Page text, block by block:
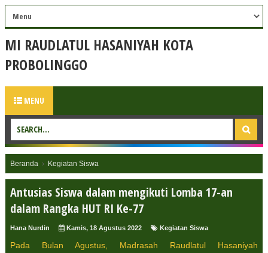
MI RAUDLATUL HASANIYAH KOTA
PROBOLINGGO
MENU
Beranda › Kegiatan Siswa
Antusias Siswa dalam mengikuti Lomba 17-an
dalam Rangka HUT RI Ke-77
Hana Nurdin Kamis, 18 Agustus 2022 Kegiatan Siswa
Pada Bulan Agustus, Madrasah Raudlatul Hasaniyah